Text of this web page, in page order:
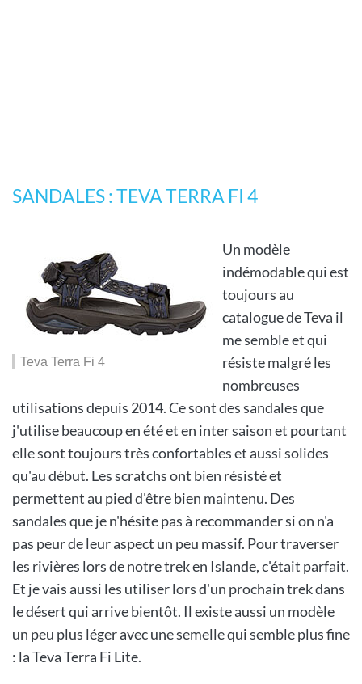
SANDALES : TEVA TERRA FI 4
Teva Terra Fi 4
Un modèle
indémodable qui est
toujours au
catalogue de Teva il
me semble et qui
résiste malgré les
nombreuses
utilisations depuis 2014. Ce sont des sandales que
j'utilise beaucoup en été et en inter saison et pourtant
elle sont toujours très confortables et aussi solides
qu'au début. Les scratchs ont bien résisté et
permettent au pied d'être bien maintenu. Des
sandales que je n'hésite pas à recommander si on n'a
pas peur de leur aspect un peu massif. Pour traverser
les rivières lors de notre trek en Islande, c'était parfait.
Et je vais aussi les utiliser lors d'un prochain trek dans
le désert qui arrive bientôt. Il existe aussi un modèle
un peu plus léger avec une semelle qui semble plus fine
: la Teva Terra Fi Lite.